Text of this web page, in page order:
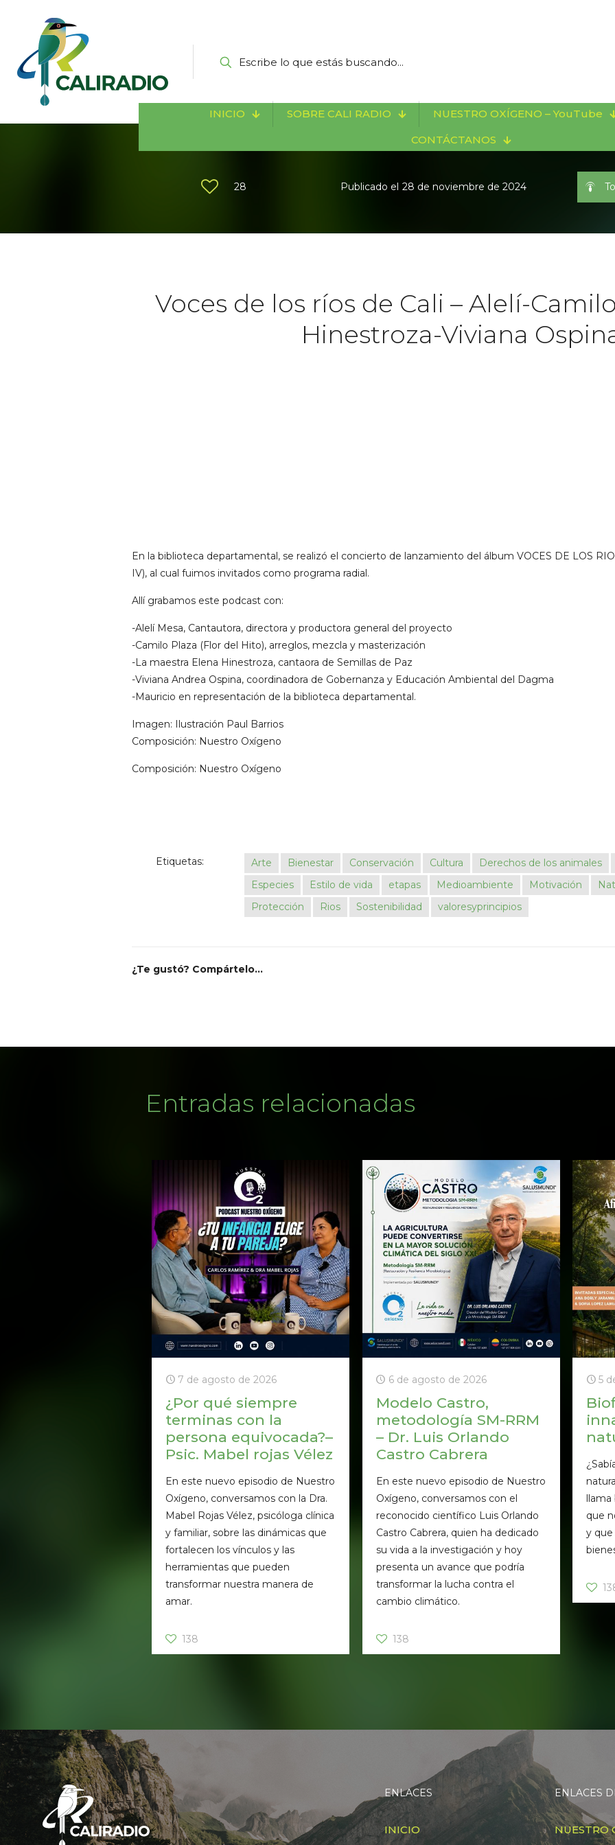
INICIO SOBRE CALI RADIO NUESTRO OXÍGENO – YouTube
CONTÁCTANOS
28 Publicado el 28 de noviembre de 2024
Voces de los ríos de Cali – Alelí-
Hinestroza-Viviana
En la biblioteca departamental, se realizó el concierto de lanzamiento del álbum VOCES DE LOS
IV), al cual fuimos invitados como programa radial.
Allí grabamos este podcast con:
-Alelí Mesa, Cantautora, directora y productora general del proyecto
-Camilo Plaza (Flor del Hito), arreglos, mezcla y masterización
-La maestra Elena Hinestroza, cantaora de Semillas de Paz
-Viviana Andrea Ospina, coordinadora de Gobernanza y Educación Ambiental del Dagma
-Mauricio en representación de la biblioteca departamental.
Imagen: Ilustración Paul Barrios
Composición: Nuestro Oxígeno
Composición: Nuestro Oxígeno
Etiquetas: Arte Bienestar Conservación Cultura Derechos de los animales
Especies
Estilo de vida etapas Medioambiente Motivación
Protección
Rios Sostenibilidad valoresyprincipios
¿Te gustó? Compártelo...
Entradas relacionadas
7 de agosto de 2026
¿Por qué siempre
terminas con la
persona equivocada?–
Psic. Mabel rojas Vélez
En este nuevo episodio de Nuestro
Oxígeno, conversamos con la Dra.
Mabel Rojas Vélez, psicóloga clínica
y familiar, sobre las dinámicas que
fortalecen los vínculos y las
herramientas que pueden
transformar nuestra manera de
amar.
138
6 de agosto de 2026
Modelo Castro,
metodología SM-RRM
– Dr. Luis Orlando
Castro Cabrera
En este nuevo episodio de Nuestro
Oxígeno, conversamos con el
reconocido científico Luis Orlando
Castro Cabrera, quien ha dedicado
su vida a la investigación y hoy
presenta un avance que podría
transformar la lucha contra el
cambio climático.
138
5
llama
que
y
ENLACES
INICIO
ENLACES
NUESTRO